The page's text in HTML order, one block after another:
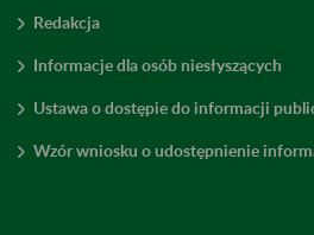
Redakcja
Informacje dla osób niesłyszących
Ustawa o dostępie do informacji
Wzór wniosku o udostępnienie